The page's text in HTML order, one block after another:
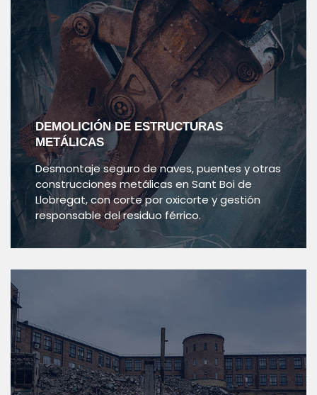
DEMOLICIÓN DE ESTRUCTURAS
METÁLICAS
Desmontaje seguro de naves, puentes y otras
construcciones metálicas en Sant Boi de
Llobregat, con corte por oxicorte y gestión
responsable del residuo férrico.